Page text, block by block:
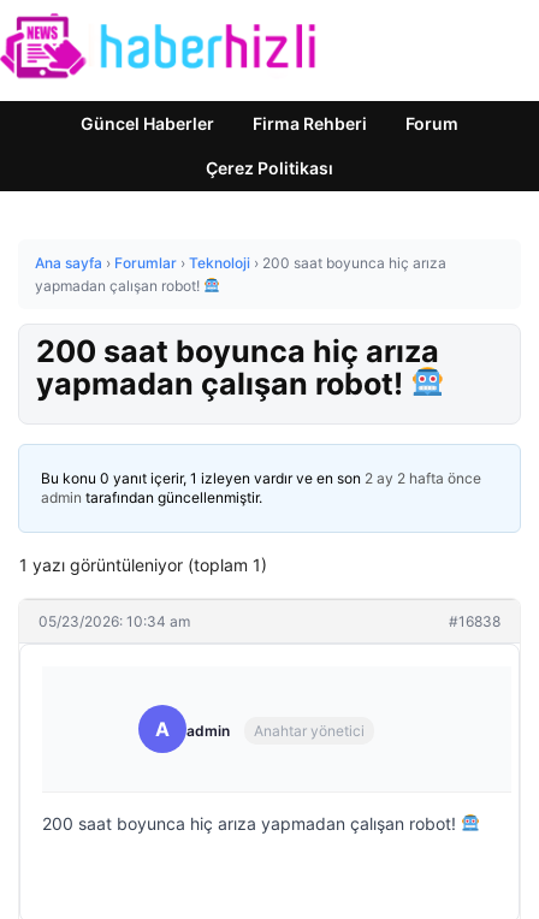
Güncel Haberler Firma Rehberi Forum
Çerez Politikası
Ana sayfa › Forumlar › Teknoloji › 200 saat boyunca hiç arıza
yapmadan çalışan robot!
200 saat boyunca hiç arıza
yapmadan çalışan robot!
Bu konu 0 yanıt içerir, 1 izleyen vardır ve en son 2 ay 2 hafta önce
admin tarafından güncellenmiştir.
1 yazı görüntüleniyor (toplam 1)
05/23/2026: 10:34 am #16838
A admin Anahtar yönetici
200 saat boyunca hiç arıza yapmadan çalışan robot!